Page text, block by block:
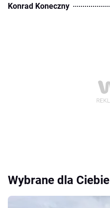
Konrad Koneczny
Wybrane dla Ciebie